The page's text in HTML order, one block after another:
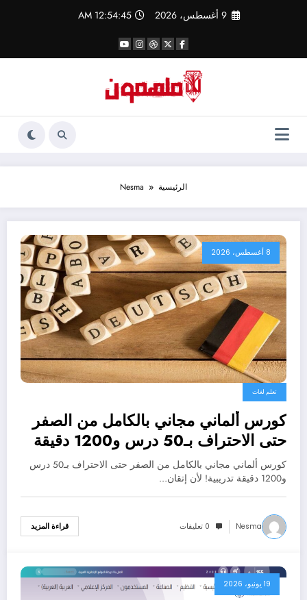
9 أغسطس، 2026 12:54:46 AM
الرئيسية Nesma
8 أغسطس، 2026
تعلم لغات
كورس ألماني مجاني بالكامل من الصفر
حتى الاحتراف بـ50 درس و1200 دقيقة
تدريبية!
كورس ألماني مجاني بالكامل من الصفر حتى الاحتراف بـ50 درس
و1200 دقيقة تدريبية! لأن إتقان…
Nesma 0 تعليقات قراءة المزيد
19 يونيو، 2026